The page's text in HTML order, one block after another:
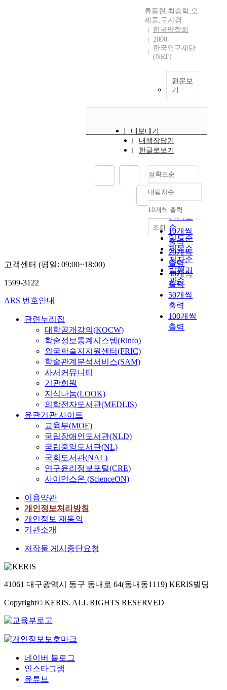
류동현 ,최승학,오
세중,구자경
한국막학회
2000
한국연구재단
(NRF)
원문보
기
내보내기
내책장담기
한글로보기
정확도순
정확도
순
인기도
순
연도순
제목순
저자순
발행기
관순
내림차순
내림차순
10개씩 출력
10개씩
출력
20개씩
출력
30개씩
출력
50개씩
출력
100개씩
출력
조회
고객센터 (평일: 09:00~18:00)
1599-3122
ARS 번호안내
관련누리집
대학공개강의(KOCW)
학술정보통계시스템(Rinfo)
외국학술지지원센터(FRIC)
학술관계분석서비스(SAM)
사서커뮤니티
기관회원
지식나눔(LOOK)
의학전자도서관(MEDLIS)
유관기관 사이트
교육부(MOE)
국립장애인도서관(NLD)
국립중앙도서관(NL)
국회도서관(NAL)
연구윤리정보포털(CRE)
사이언스온 (ScienceON)
이용약관
개인정보처리방침
개인정보 재동의
기관소개
저작물 게시중단요청
41061 대구광역시 동구 동내로 64(동내동1119) KERIS빌딩
Copyright© KERIS. ALL RIGHTS RESERVED
네이버 블로그
인스타그램
유튜브